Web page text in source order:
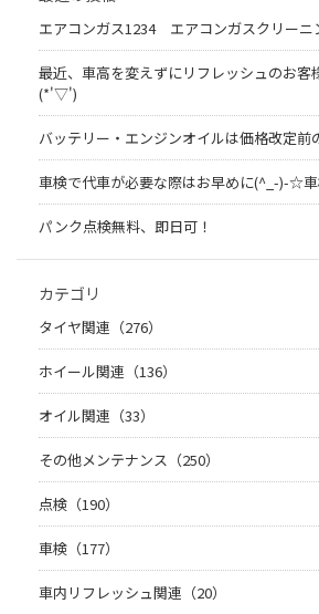
エアコンガス1234 エアコンガスクリーニ
最近、車高を変えずにリフレッシュのお客
(*'▽')
バッテリー・エンジンオイルは価格改定前
車検で代車が必要な際はお早めに(^_-)-☆車
パンク点検無料、即日可！
カテゴリ
タイヤ関連（276）
ホイール関連（136）
オイル関連（33）
その他メンテナンス（250）
点検（190）
車検（177）
車内リフレッシュ関連（20）